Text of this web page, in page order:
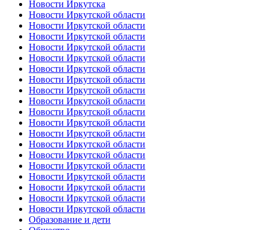
Новости Иркутска
Новости Иркутской области
Новости Иркутской области
Новости Иркутской области
Новости Иркутской области
Новости Иркутской области
Новости Иркутской области
Новости Иркутской области
Новости Иркутской области
Новости Иркутской области
Новости Иркутской области
Новости Иркутской области
Новости Иркутской области
Новости Иркутской области
Новости Иркутской области
Новости Иркутской области
Новости Иркутской области
Новости Иркутской области
Новости Иркутской области
Новости Иркутской области
Образование и дети